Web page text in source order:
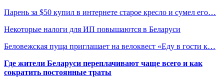
Парень за $50 купил в интернете старое кресло и сумел его…
Некоторые налоги для ИП повышаются в Беларуси
Беловежская пуща приглашает на велоквест «Еду в гости к…
Где жители Беларуси переплачивают чаще всего и как
сократить постоянные траты